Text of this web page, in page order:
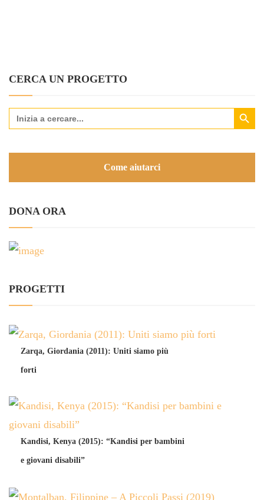
CERCA UN PROGETTO
Search
for:
Search Button
Come aiutarci
DONA ORA
PROGETTI
Zarqa, Giordania (2011): Uniti siamo più
forti
Kandisi, Kenya (2015): “Kandisi per bambini
e giovani disabili”